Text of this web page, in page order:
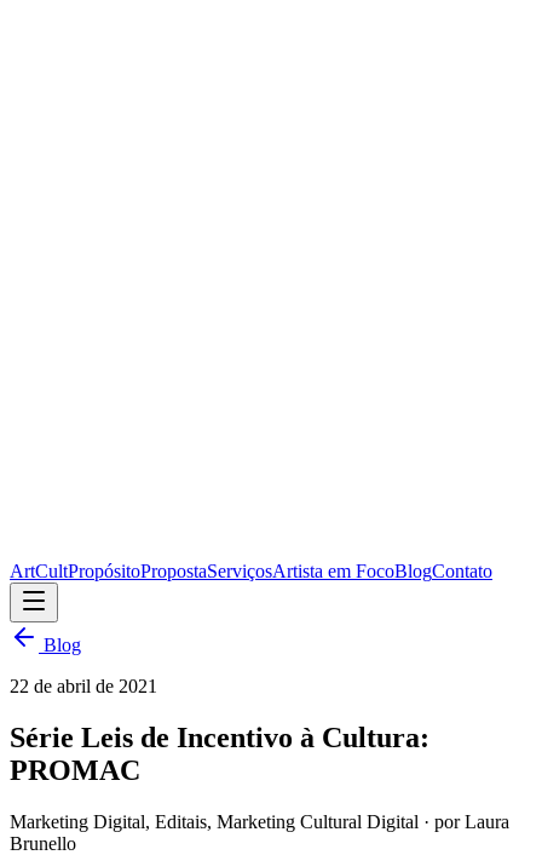
ArtCultPropósitoPropostaServiçosArtista em FocoBlogContato
Blog
22 de abril de 2021
Série Leis de Incentivo à Cultura:
PROMAC
Marketing Digital, Editais, Marketing Cultural Digital · por Laura
Brunello